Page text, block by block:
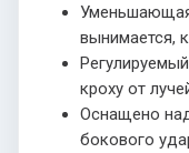
вынимается,
кроху от
Оснащено
бокового